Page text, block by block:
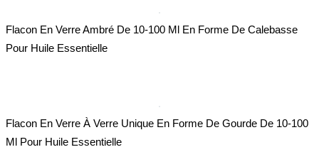
Flacon En Verre Ambré De 10-100 Ml En Forme De Calebasse
Pour Huile Essentielle
Flacon En Verre À Verre Unique En Forme De Gourde De 10-100
Ml Pour Huile Essentielle